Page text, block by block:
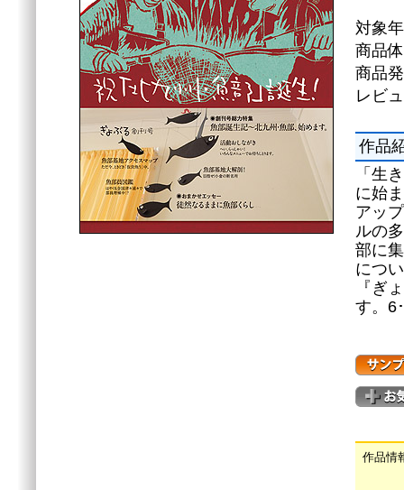
対象
商品
商品
レビ
作品
「生
に始
アッ
ルの
部に
につ
『ぎ
す。6
作品情